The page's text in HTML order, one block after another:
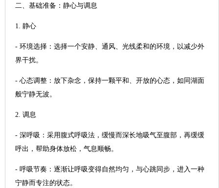
二、基础准备：静心与调息
1. 静心
- 环境选择：选择一个安静、通风、光线柔和的环境，以减少外
界干扰。
- 心态调整：放下杂念，保持一颗平和、开放的心态，如同湖面
般宁静无波。
2. 调息
- 深呼吸：采用腹式呼吸法，缓慢而深长地吸气至腹部，再缓缓
呼出，帮助身体放松，气息顺畅。
- 呼吸节奏：逐渐让呼吸变得自然均匀，与心跳同步，进入一种
宁静而专注的状态。